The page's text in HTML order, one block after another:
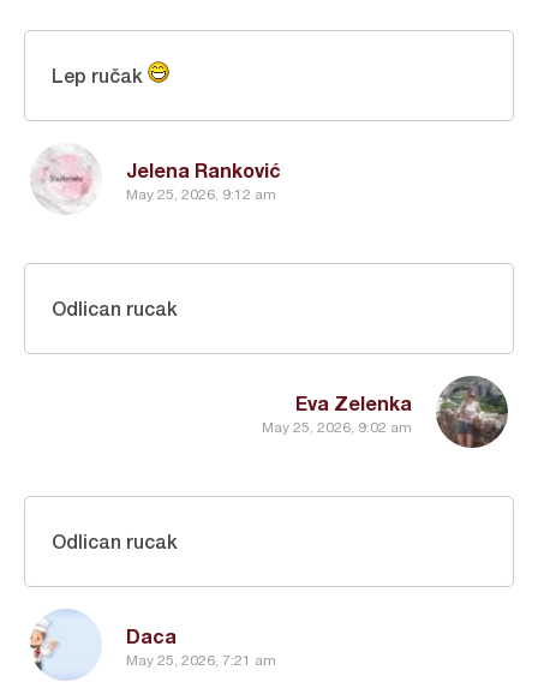
Jelena Ranković
May 25, 2026, 9:12 am
Lep ručak
Eva Zelenka
May 25, 2026, 9:02 am
Odlican rucak
Daca
May 25, 2026, 7:21 am
Odlican rucak